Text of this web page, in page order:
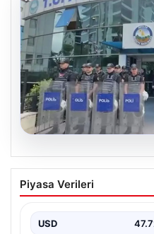
05.08.2026
Avcılar
şüpheli gözaltına
Piyasa Verileri
USD